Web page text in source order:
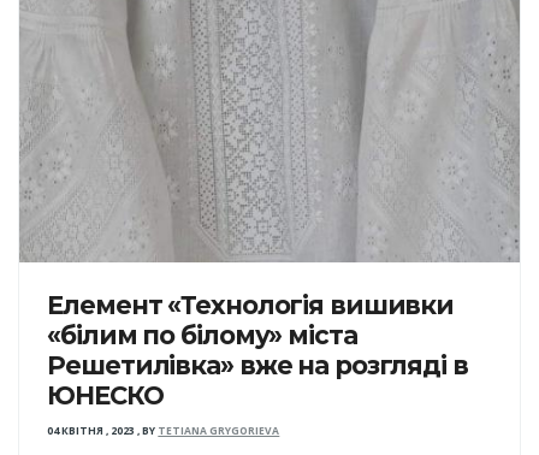
Елемент «Технологія вишивки
«білим по білому» міста
Решетилівка» вже на розгляді в
ЮНЕСКО
04 КВІТНЯ , 2023 ,BY TETIANA GRYGORIEVA